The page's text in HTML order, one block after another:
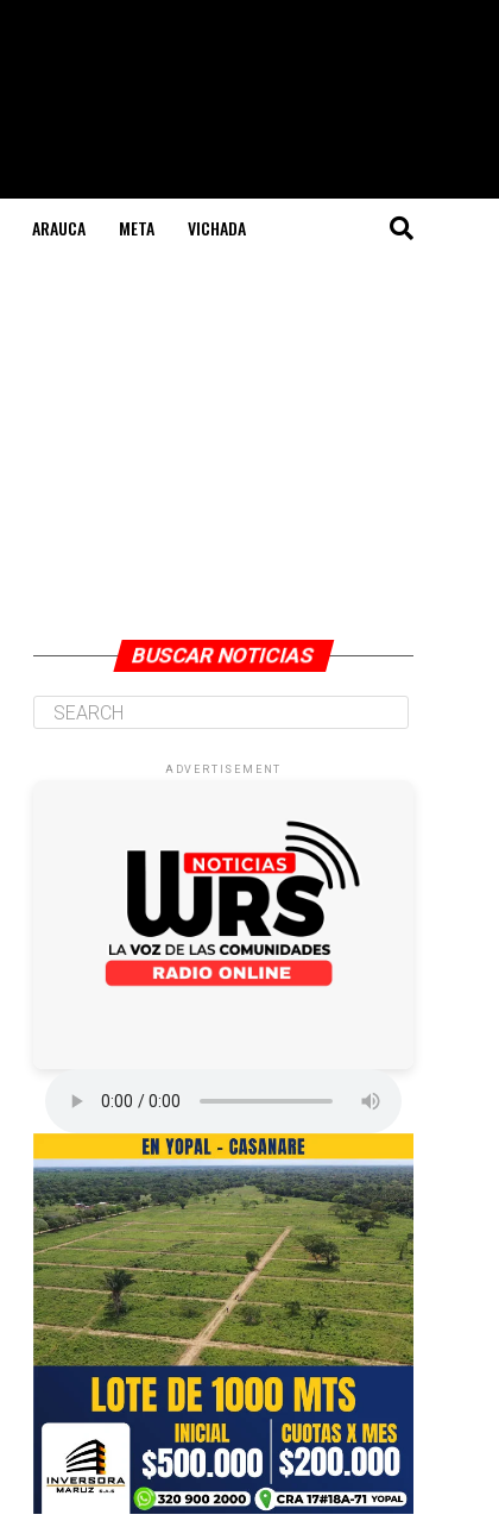
ARAUCA META VICHADA
BUSCAR NOTICIAS
ADVERTISEMENT